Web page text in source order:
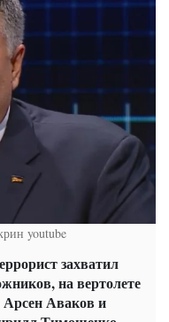
youtube
захватил
на вертолете
Аваков и